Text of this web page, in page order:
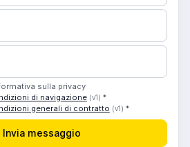
sulla privacy
di navigazione (v1) *
generali di contratto (v1) *
Invia messaggio